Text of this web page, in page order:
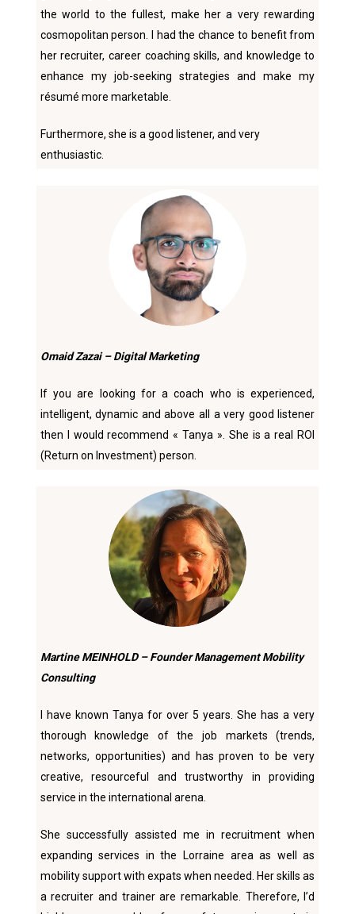
the world to the fullest, make her a very rewarding
cosmopolitan person. I had the chance to benefit from
her recruiter, career coaching skills, and knowledge to
enhance my job-seeking strategies and make my
résumé more marketable.
Furthermore, she is a good listener, and very
enthusiastic.
Omaid Zazai – Digital Marketing
If you are looking for a coach who is experienced,
intelligent, dynamic and above all a very good listener
then I would recommend « Tanya ». She is a real ROl
(Return on Investment) person.
Martine MEINHOLD – Founder Management Mobility
Consulting
I have known Tanya for over 5 years. She has a very
thorough knowledge of the job markets (trends,
networks, opportunities) and has proven to be very
creative, resourceful and trustworthy in providing
service in the international arena.
She successfully assisted me in recruitment when
expanding services in the Lorraine area as well as
mobility support with expats when needed. Her skills as
a recruiter and trainer are remarkable. Therefore, I’d